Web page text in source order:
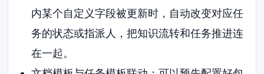
内某个自定义字段被更新时，自动改变对应任
务的状态或指派人，把知识流转和任务推进连
在一起。